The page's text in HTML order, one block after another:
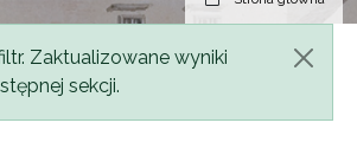
Zaktualizowane wyniki
sekcji.